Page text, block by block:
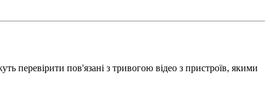
перевірити пов'язані з тривогою відео з пристроїв, якими